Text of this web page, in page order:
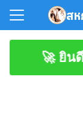
Skip
content
ส
🚀 ยินดีต้